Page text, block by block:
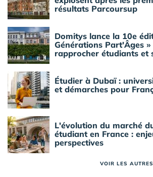
résultats Parcoursup
Domitys lance la 10e
Générations Part'Âges
rapprocher étudiants et
Étudier à Dubaï :
et démarches pour
L'évolution du marché
étudiant en France :
perspectives
VOIR LES